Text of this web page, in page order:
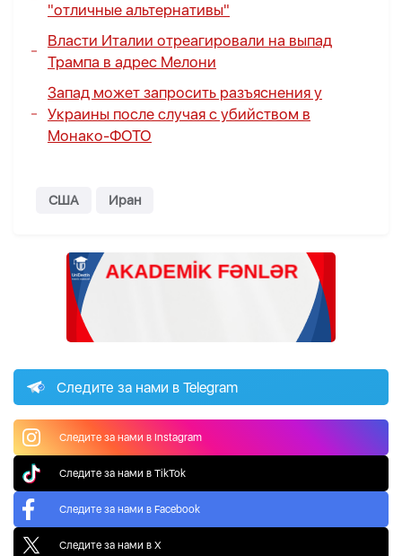
"отличные альтернативы"
Власти Италии отреагировали на выпад
Трампа в адрес Мелони
Запад может запросить разъяснения у
Украины после случая с убийством в
Монако-ФОТО
США Иран
Следите за нами в Telegram
Следите за нами в Instagram
Следите за нами в TikTok
Следите за нами в Facebook
Следите за нами в X